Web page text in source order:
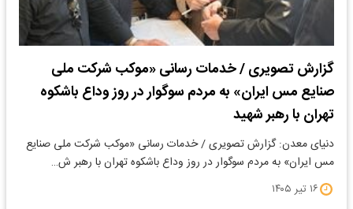
گزارش تصویری / خدمات رسانی «موکب شرکت ملی
صنایع مس ایران» به مردم سوگوار در روز وداع باشکوه
تهران با رهبر شهید
دنیای معدن: گزارش تصویری / خدمات رسانی «موکب شرکت ملی صنایع
مس ایران» به مردم سوگوار در روز وداع باشکوه تهران با رهبر ش…
۱۶ تیر ۱۴۰۵